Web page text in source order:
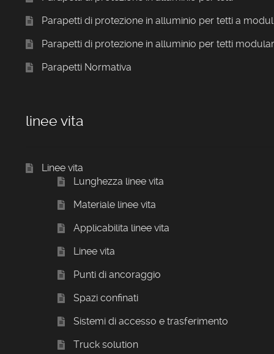
Parapetti di protezione in alluminio per tetti a
Parapetti di protezione in alluminio per tetti
Parapetti Normativa
linee vita
Linee vita
Lunghezza linee vita
Materiale linee vita
Applicabilita linee vita
Linee vita
Punti di ancoraggio
Spazi confinati
Sistemi di accesso e trasferimento
Truck solution